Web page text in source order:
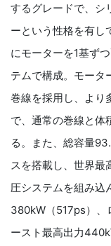
するグレードで、シ
ーという性格を有し
にモーターを1基ず
テムで構成。モータ
巻線を採用し、より
で、通常の巻線と体
る。また、総容量
スを搭載し、世界
圧システムを組み込
380kW（517ps）、
ースト最高出力